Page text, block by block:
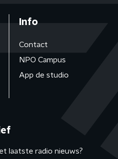
Info
Contact
NPO Campus
App de studio
laatste radio nieuws?